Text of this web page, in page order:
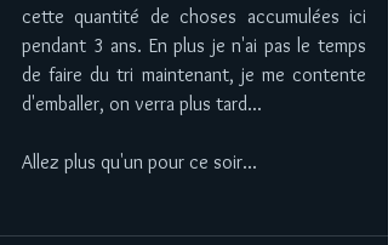
cette quantité de choses accumulées ici
pendant 3 ans. En plus je n'ai pas le temps
de faire du tri maintenant, je me contente
d'emballer, on verra plus tard...
Allez plus qu'un pour ce soir...